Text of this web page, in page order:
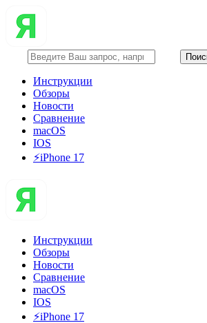
Инструкции
Обзоры
Новости
Сравнение
macOS
IOS
⚡️iPhone 17
Инструкции
Обзоры
Новости
Сравнение
macOS
IOS
⚡️iPhone 17